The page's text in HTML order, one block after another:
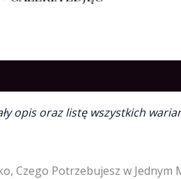
opis oraz listę wszystkich
Czego Potrzebujesz w Jednym